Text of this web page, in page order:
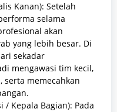
Kanan): Setelah
selama
akan
yang lebih besar. Di
sekadar
mengawasi tim kecil,
serta memecahkan
/ Kepala Bagian): Pada